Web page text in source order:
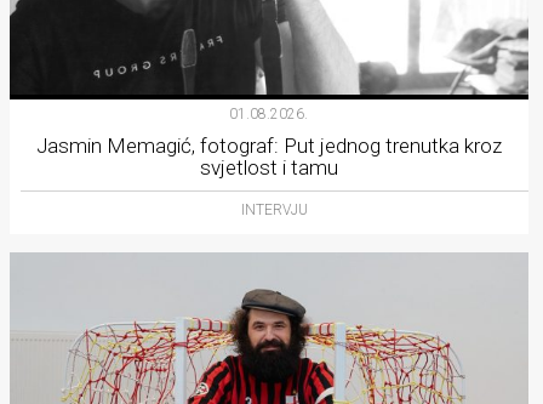
01.08.2026.
Jasmin Memagić, fotograf: Put jednog trenutka kroz
svjetlost i tamu
INTERVJU